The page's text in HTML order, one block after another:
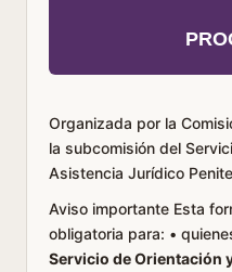
Organizada por la
la subcomisión del
Asistencia Jurídico
Aviso importante Esta
obligatoria para: •
Servicio de Orientación